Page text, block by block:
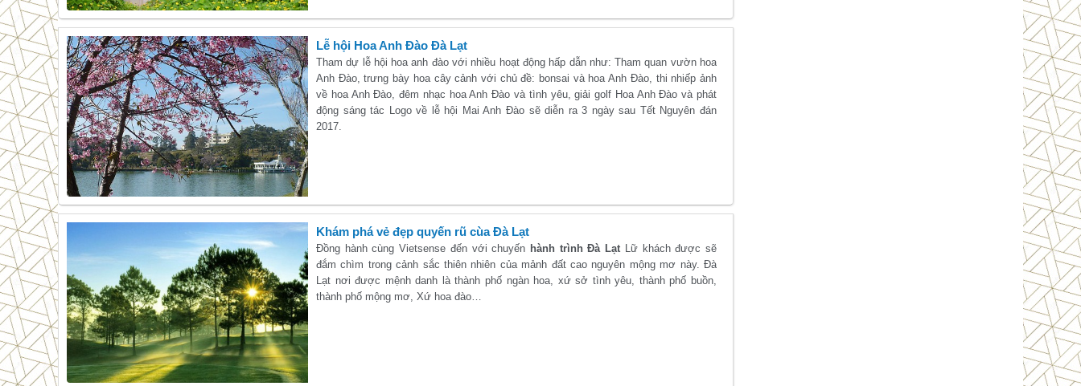
Lễ hội Hoa Anh Đào Đà Lạt
Tham dự lễ hội hoa anh đào với nhiều hoạt động hấp dẫn như: Tham quan vườn hoa
Anh Đào, trưng bày hoa cây cảnh với chủ đề: bonsai và hoa Anh Đào, thi nhiếp ảnh
về hoa Anh Đào, đêm nhạc hoa Anh Đào và tình yêu, giải golf Hoa Anh Đào và phát
động sáng tác Logo về lễ hội Mai Anh Đào sẽ diễn ra 3 ngày sau Tết Nguyên đán
2017.
Khám phá vẻ đẹp quyến rũ cùa Đà Lạt
Đồng hành cùng Vietsense đến với chuyến hành trình Đà LạtLữ khách được sẽ
đắm chìm trong cảnh sắc thiên nhiên của mảnh đất cao nguyên mộng mơ này. Đà
Lạt nơi được mệnh danh là thành phố ngàn hoa, xứ sở tình yêu, thành phố buồn,
thành phố mộng mơ, Xứ hoa đào…